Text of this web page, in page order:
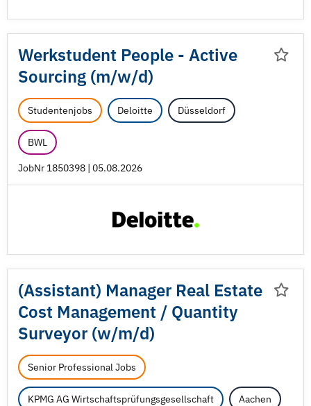
Werkstudent People - Active
Sourcing (m/w/d)
Studentenjobs Deloitte Düsseldorf
BWL
JobNr 1850398 | 05.08.2026
(Assistant) Manager Real Estate
Cost Management / Quantity
Surveyor (w/m/d)
Senior Professional Jobs
KPMG AG Wirtschaftsprüfungsgesellschaft Aachen